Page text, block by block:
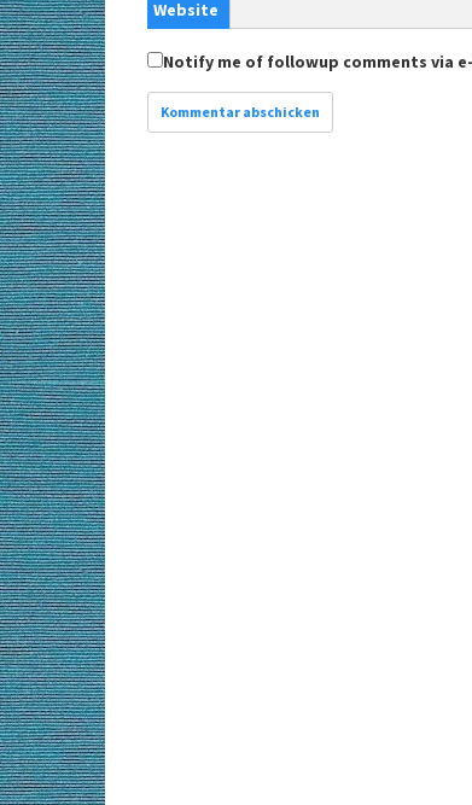
Website
Notify me of followup comments via